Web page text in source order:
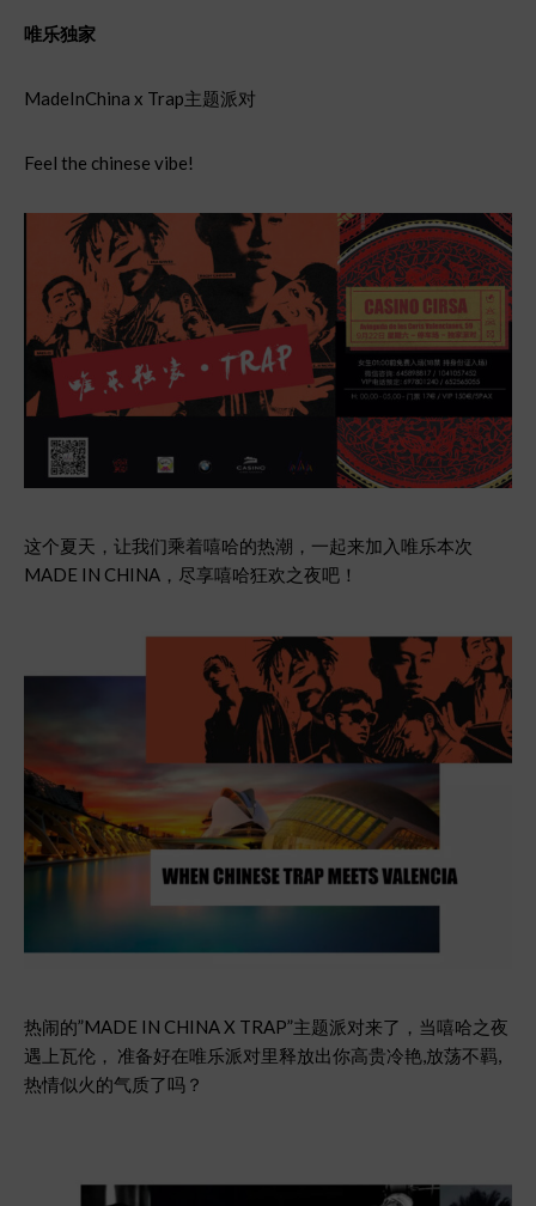
唯乐独家
MadeInChina x Trap主题派对
Feel the chinese vibe!
这个夏天，让我们乘着嘻哈的热潮，一起来加入唯乐本次
MADE IN CHINA，尽享嘻哈狂欢之夜吧！
热闹的”MADE IN CHINA X TRAP”主题派对来了，当嘻哈之夜
遇上瓦伦， 准备好在唯乐派对里释放出你高贵冷艳,放荡不羁,
热情似火的气质了吗？